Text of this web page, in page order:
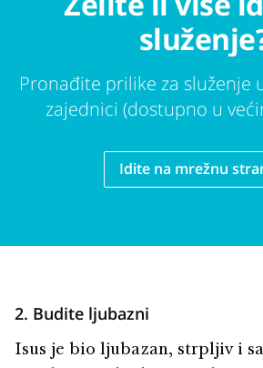
Pronađite prilike za služenje
zajednici (dostupno u
Idite na mrežnu
2. Budite ljubazni
Isus je bio ljubazan, strpljiv i